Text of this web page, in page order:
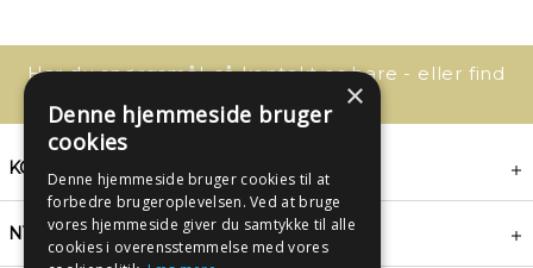
Har du spørgsmål, så kontakt os bare - eller find
KONTAKT
NYHEDSBREV
×
Denne hjemmeside bruger
cookies
Denne hjemmeside bruger cookies til at
forbedre brugeroplevelsen. Ved at bruge
vores hjemmeside giver du samtykke til alle
cookies i overensstemmelse med vores